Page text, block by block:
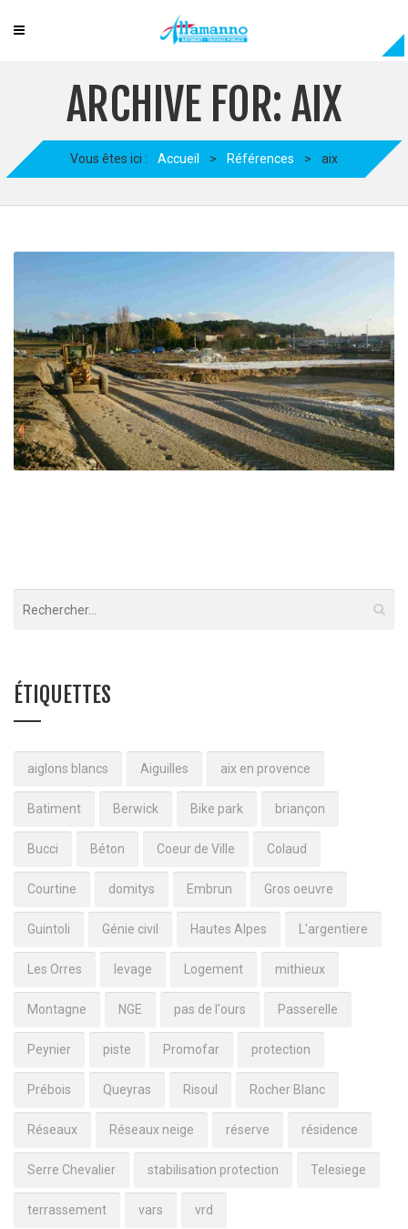
ARCHIVE FOR: AIX
Vous êtes ici : Accueil > Références > aix
ÉTIQUETTES
aiglons blancs Aiguilles aix en provence
Batiment Berwick Bike park briançon
Bucci Béton Coeur de Ville Colaud
Courtine domitys Embrun Gros oeuvre
Guintoli Génie civil Hautes Alpes L'argentiere
Les Orres levage Logement mithieux
Montagne NGE pas de l'ours Passerelle
Peynier piste Promofar protection
Prébois Queyras Risoul Rocher Blanc
Réseaux Réseaux neige réserve résidence
Serre Chevalier stabilisation protection Telesiege
terrassement vars vrd